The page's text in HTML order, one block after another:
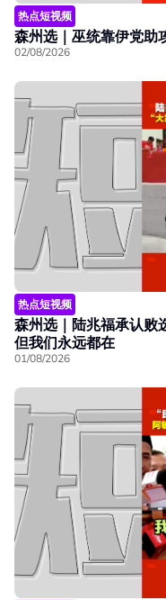
热点短视频
森州选｜巫统靠伊党助
02/08/2026
热点短视频
森州选｜陆兆福承认
但我们永远都在
01/08/2026